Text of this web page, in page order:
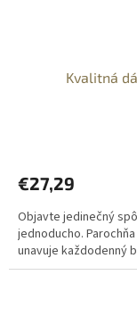
Kvalitná
€27,29
Objavte jedinečný
jednoducho.
unavuje každodenný